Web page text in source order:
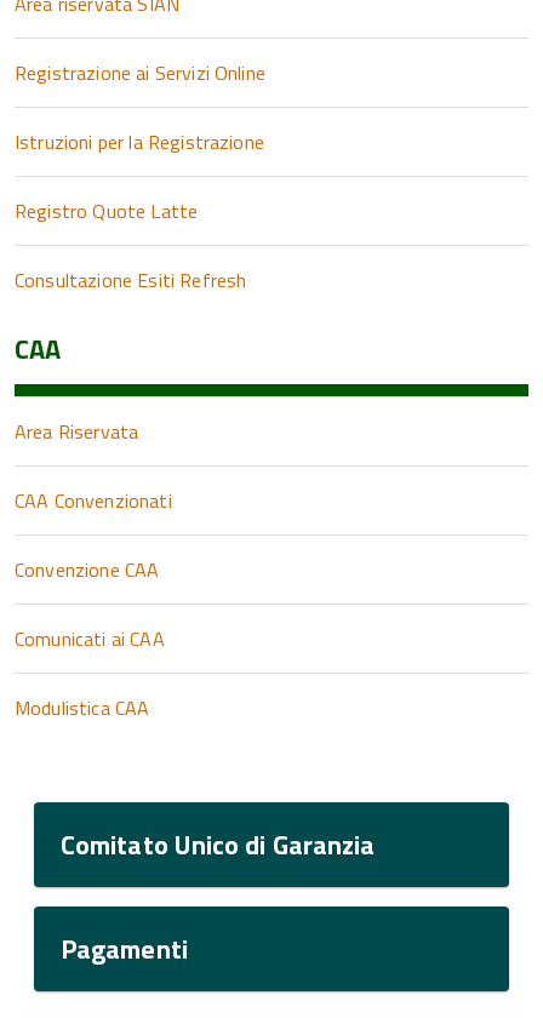
Registrazione ai Servizi Online
Istruzioni per la Registrazione
Registro Quote Latte
Consultazione Esiti Refresh
CAA
Area Riservata
CAA Convenzionati
Convenzione CAA
Comunicati ai CAA
Modulistica CAA
Comitato Unico di Garanzia
Pagamenti